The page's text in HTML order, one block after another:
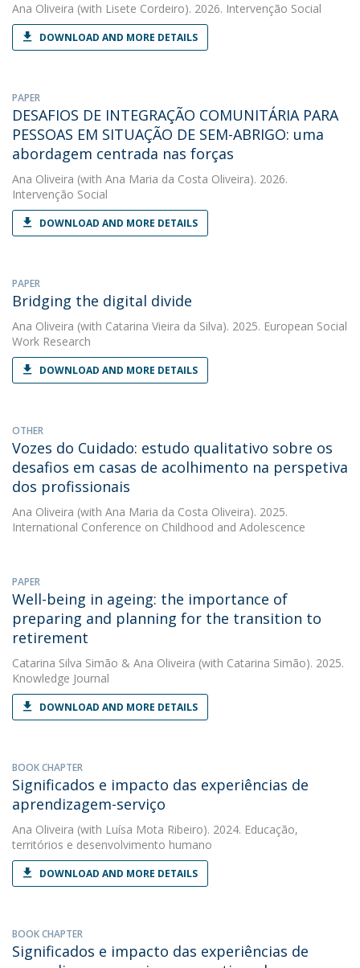
Ana Oliveira (with Lisete Cordeiro). 2026. Intervenção Social
DOWNLOAD AND MORE DETAILS
PAPER
DESAFIOS DE INTEGRAÇÃO COMUNITÁRIA PARA
PESSOAS EM SITUAÇÃO DE SEM-ABRIGO: uma
abordagem centrada nas forças
Ana Oliveira (with Ana Maria da Costa Oliveira). 2026.
Intervenção Social
DOWNLOAD AND MORE DETAILS
PAPER
Bridging the digital divide
Ana Oliveira (with Catarina Vieira da Silva). 2025. European Social
Work Research
DOWNLOAD AND MORE DETAILS
OTHER
Vozes do Cuidado: estudo qualitativo sobre os
desafios em casas de acolhimento na perspetiva
dos profissionais
Ana Oliveira (with Ana Maria da Costa Oliveira). 2025.
International Conference on Childhood and Adolescence
PAPER
Well-being in ageing: the importance of
preparing and planning for the transition to
retirement
Catarina Silva Simão & Ana Oliveira (with Catarina Simão). 2025.
Knowledge Journal
DOWNLOAD AND MORE DETAILS
BOOK CHAPTER
Significados e impacto das experiências de
aprendizagem-serviço
Ana Oliveira (with Luísa Mota Ribeiro). 2024. Educação,
territórios e desenvolvimento humano
DOWNLOAD AND MORE DETAILS
BOOK CHAPTER
Significados e impacto das experiências de